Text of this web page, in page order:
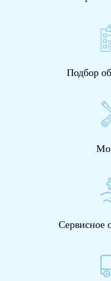
Подбор
Сервисное